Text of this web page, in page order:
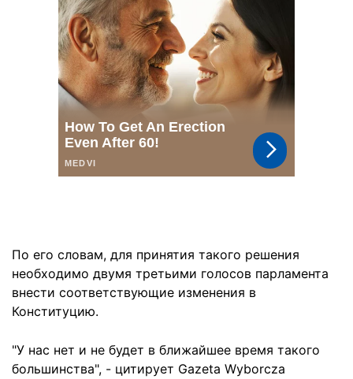
По его словам, для принятия такого решения
необходимо двумя третьими голосов парламента
внести соответствующие изменения в
Конституцию.
"У нас нет и не будет в ближайшее время такого
большинства", - цитирует Gazeta Wyborcza